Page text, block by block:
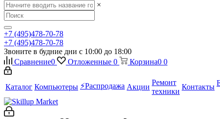
×
+7 (495)478-70-78
+7 (495)478-70-78
Звоните в будние дни с 10:00 до 18:00
Сравнение0 Отложенные 0 Корзина0 0
Каталог Компьютеры ⚡️Распродажа Акции
Ремонт
техники
Контакты